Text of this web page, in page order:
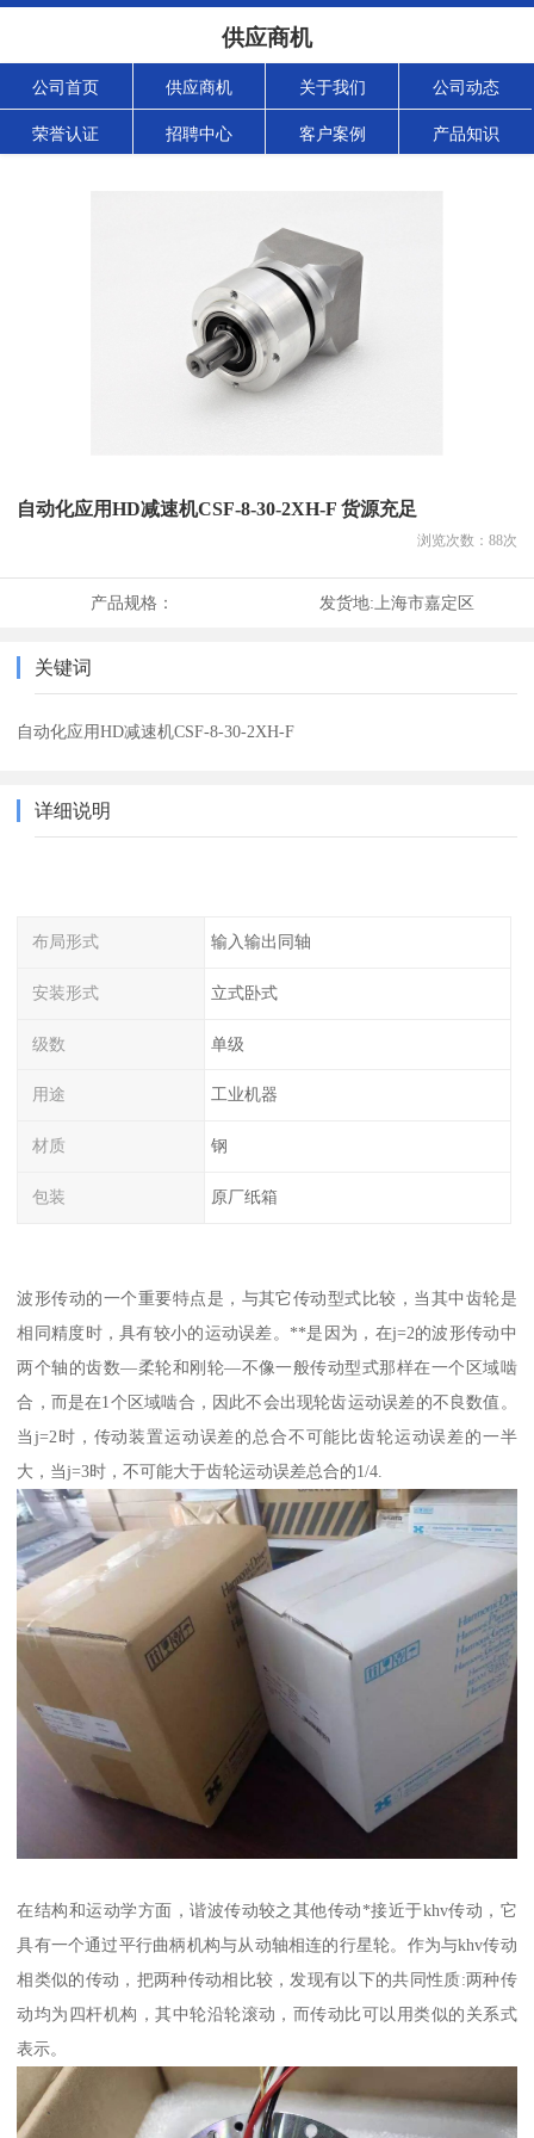
供应商机
公司首页 供应商机 关于我们 公司动态
荣誉认证 招聘中心 客户案例 产品知识
自动化应用HD减速机CSF-8-30-2XH-F 货源充足
浏览次数： 88次
产品规格： 发货地: 上海市嘉定区
关键词
自动化应用HD减速机CSF-8-30-2XH-F
详细说明
布局形式 输入输出同轴
安装形式 立式卧式
级数 单级
用途 工业机器
材质 钢
包装 原厂纸箱
波形传动的一个重要特点是，与其它传动型式比较，当其中齿轮是
相同精度时，具有较小的运动误差。**是因为，在j=2的波形传动中
两个轴的齿数—柔轮和刚轮—不像一般传动型式那样在一个区域啮
合，而是在1个区域啮合，因此不会出现轮齿运动误差的不良数值。
当j=2时，传动装置运动误差的总合不可能比齿轮运动误差的一半
大，当j=3时，不可能大于齿轮运动误差总合的1/4.
在结构和运动学方面，谐波传动较之其他传动*接近于khv传动，它
具有一个通过平行曲柄机构与从动轴相连的行星轮。作为与khv传动
相类似的传动，把两种传动相比较，发现有以下的共同性质:两种传
动均为四杆机构，其中轮沿轮滚动，而传动比可以用类似的关系式
表示。